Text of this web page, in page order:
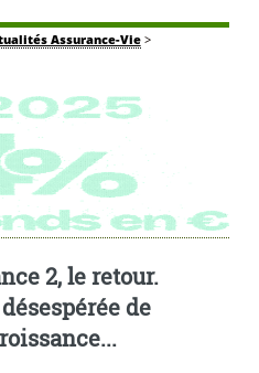
Assurance-Vie>
2, le retour.
de